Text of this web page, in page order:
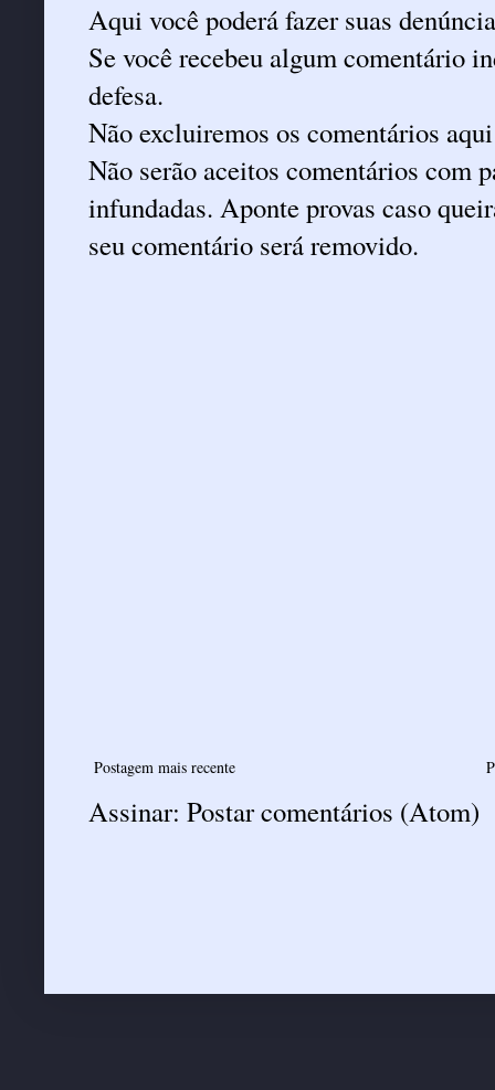
Aqui você poderá fazer suas
Se você recebeu algum comentário
defesa.
Não excluiremos os comentários
Não serão aceitos comentários com
infundadas. Aponte provas caso
seu comentário será removido.
Postagem mais recente
Assinar: Postar comentários (Atom)